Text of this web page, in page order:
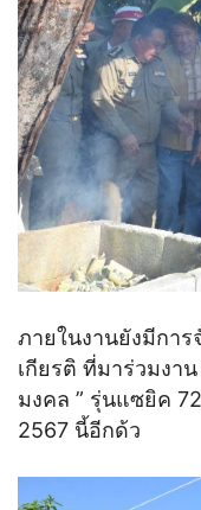
ภายในงานยังมีกา
เกียรติ ที่มาร่วมงา
มงคล ” รุ่นแซยิค
2567 นี้อีกด้ว